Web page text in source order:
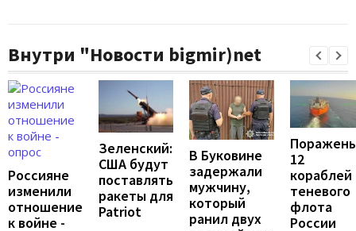
Внутри "Новости bigmir)net
Россияне
изменили
отношение
к войне -
Зеленский:
США будут
поставлять
ракеты для
Patriot
В Буковине
задержали
мужчину,
который
ранил двух
12
кораблей
теневого
флота
России